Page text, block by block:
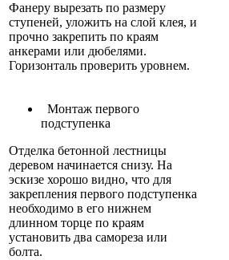
Фанеру вырезать по размеру
ступеней, уложить на слой клея, и
прочно закрепить по краям
анкерами или дюбелями.
Горизонталь проверить уровнем.
Монтаж первого
подступенка
Отделка бетонной лестницы
деревом начинается снизу. На
эскизе хорошо видно, что для
закрепления первого подступенка
необходимо в его нижнем
длинном торце по краям
установить два самореза или
болта.